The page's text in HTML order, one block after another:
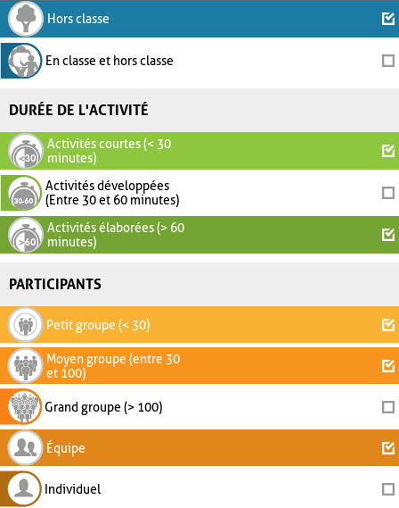
Hors classe
En classe et hors classe
DURÉE DE L'ACTIVITÉ
Activités courtes (< 30
minutes)
Activités développées
(Entre 30 et 60 minutes)
Activités élaborées (> 60
minutes)
PARTICIPANTS
Petit groupe (< 30)
Moyen groupe (entre 30
et 100)
Grand groupe (> 100)
Équipe
Individuel